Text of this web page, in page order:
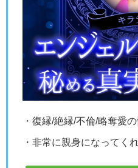
・復縁/絶縁/不倫/略奪愛
・非常に親身になってく